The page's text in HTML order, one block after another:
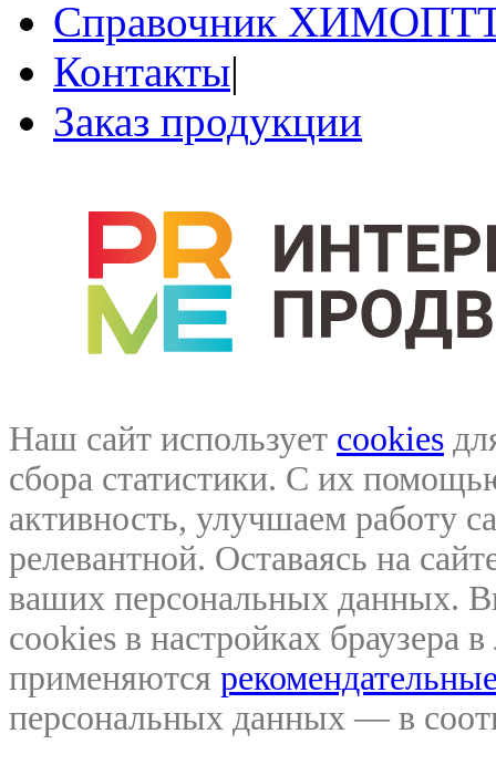
Справочник
Контакты|
Заказ продукции
Наш сайт использует cookies
сбора статистики. С их
активность, улучшаем работу
релевантной. Оставаясь на
ваших персональных данных.
cookies в настройках браузера
применяются
персональных данных — в